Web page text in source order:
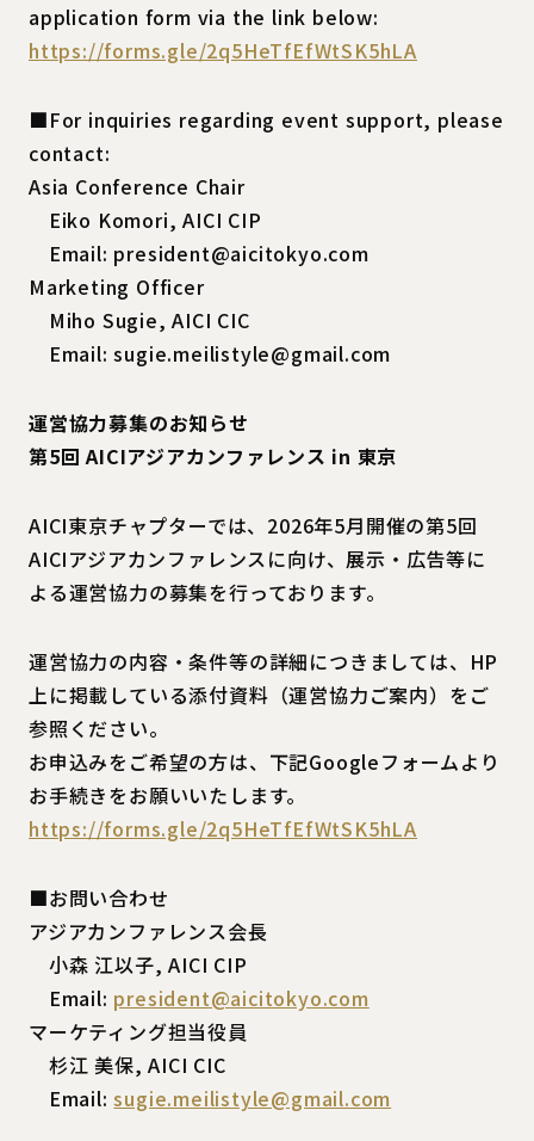
application form via the link below:
https://forms.gle/2q5HeTfEfWtSK5hLA
■For inquiries regarding event support, please
contact:
Asia Conference Chair
Eiko Komori, AICI CIP
Email: president@aicitokyo.com
Marketing Officer
Miho Sugie, AICI CIC
Email: sugie.meilistyle@gmail.com
運営協力募集のお知らせ
第5回 AICIアジアカンファレンス in 東京
AICI東京チャプターでは、2026年5月開催の第5回
AICIアジアカンファレンスに向け、展示・広告等に
よる運営協力の募集を行っております。
運営協力の内容・条件等の詳細につきましては、HP
上に掲載している添付資料（運営協力ご案内）をご
参照ください。
お申込みをご希望の方は、下記Googleフォームより
お手続きをお願いいたします。
https://forms.gle/2q5HeTfEfWtSK5hLA
■お問い合わせ
アジアカンファレンス会長
小森 江以子, AICI CIP
Email: president@aicitokyo.com
マーケティング担当役員
杉江 美保, AICI CIC
Email:sugie.meilistyle@gmail.com